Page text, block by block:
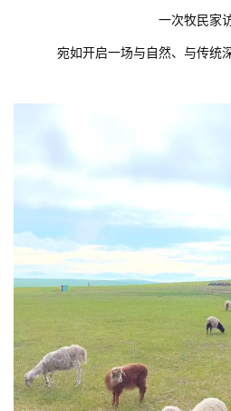
一次牧民家访
宛如开启一场与自然、与传统